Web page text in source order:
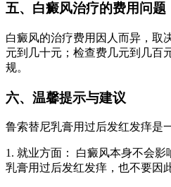
五、白癜风治疗的费用问题
白癜风的治疗费用因人而异，取
元到几十元；检查费几元到几百
规。
六、温馨提示与建议
鲁索替尼乳膏用过后发红发痒是
1. 就业方面： 白癜风本身不会
乳膏用过后发红发痒，也不要因